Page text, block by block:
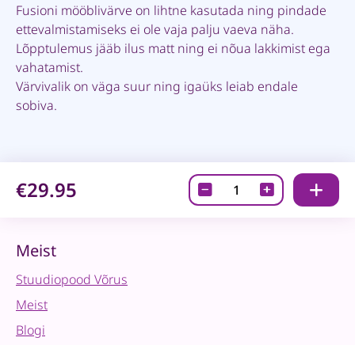
Fusioni mööblivärve on lihtne kasutada ning pindade
ettevalmistamiseks ei ole vaja palju vaeva näha.
Lõpptulemus jääb ilus matt ning ei nõua lakkimist ega
vahatamist.
Värvivalik on väga suur ning igaüks leiab endale
sobiva.
€29.95
Fusion
Mineralvärv–
Meist
Stuudiopood Võrus
Meist
Blogi